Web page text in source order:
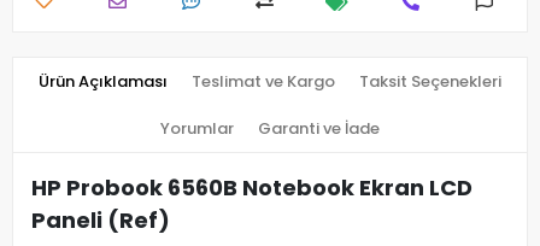
Ürün Açıklaması Teslimat ve Kargo Taksit Seçenekleri
Yorumlar Garanti ve İade
HP Probook 6560B Notebook Ekran LCD
Paneli (Ref)